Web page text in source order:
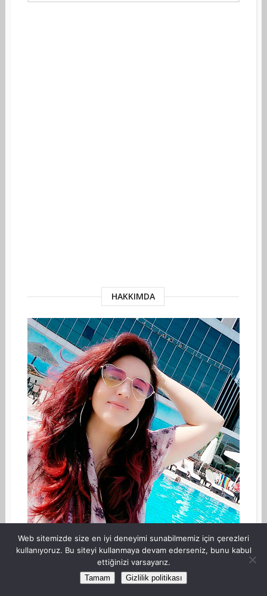
HAKKIMDA
Merhaba, Anne Kaz 30 yıldır evli, üç çocuk annesi, çalışan
Web sitemizde size en iyi deneyimi sunabilmemiz için çerezleri
kullanıyoruz. Bu siteyi kullanmaya devam ederseniz, bunu kabul
ettiğinizi varsayarız.
Tamam Gizlilik politikası